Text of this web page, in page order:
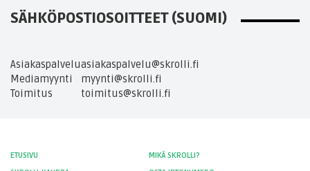
SÄHKÖPOSTIOSOITTEET (SUOMI)
Asiakaspalveluasiakaspalvelu@skrolli.fi
Mediamyynti
myynti@skrolli.fi
Toimitus
toimitus@skrolli.fi
ETUSIVU
MIKÄ SKROLLI?